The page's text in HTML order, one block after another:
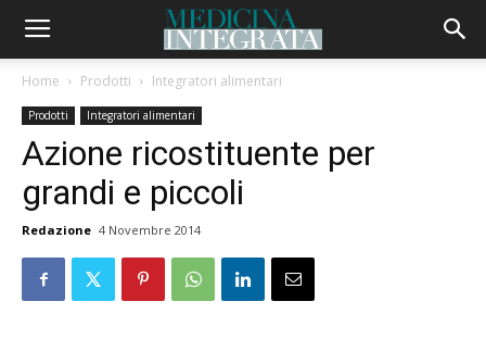
Home Prodotti Integratori alimentari
Prodotti Integratori alimentari
Azione ricostituente per
grandi e piccoli
Redazione 4 Novembre 2014